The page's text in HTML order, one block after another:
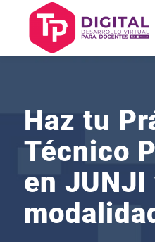
Haz tu
Técnico
en JUNJI